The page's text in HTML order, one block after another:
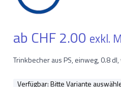
ab CHF 2.00 exkl.
Trinkbecher aus PS, einweg, 0.8
Verfügbar:Bitte Variante